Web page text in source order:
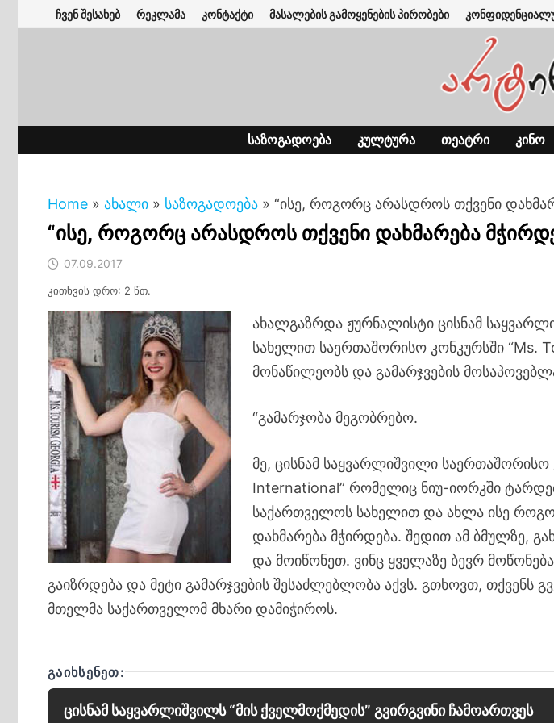
to
ჩვენ შესახებ რეკლამა კონტაქტი მასალების გამოყენების პირობები
ᲡᲐᲖᲝᲒᲐᲓᲝᲔᲑᲐ ᲙᲣᲚᲢᲣᲠᲐ ᲗᲔᲐᲢᲠᲘ ᲙᲘᲜᲝ
Home » ახალი » საზოგადოება » “ისე, როგორც არასდროს თქვენი
“ისე, როგორც არასდროს თქვენი დახმარება
07.09.2017
კითხვის დრო: 2 წთ.
ახალგაზრდა ჟურნალისტი ცისნამ
სახელით საერთაშორისო კონკურსში “Ms.
მონაწილეობს და გამარჯვების
“გამარჯობა მეგობრებო.
მე, ცისნამ საყვარლიშვილი საერთაშორისო
International” რომელიც ნიუ-იორკში
საქართველოს სახელით და ახლა ისე
დახმარება მჭირდება. შედით ამ ბმულზე,
და მოიწონეთ. ვინც ყველაზე ბევრ
გაიზრდება და მეტი გამარჯვების შესაძლებლობა აქვს. გთხოვთ, თქვენს
მთელმა საქართველომ მხარი დამიჭიროს.
ᲒᲐᲘᲮᲡᲔᲜᲔᲗ:
ცისნამ საყვარლიშვილს “მის ქველმოქმედის” გვირგვინი ჩამოართვეს